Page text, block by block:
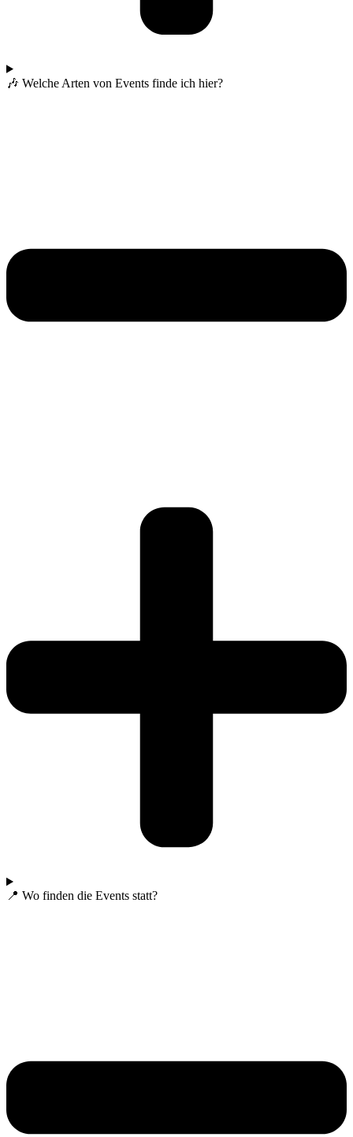
🎶 Welche Arten von Events finde ich hier?
📍 Wo finden die Events statt?